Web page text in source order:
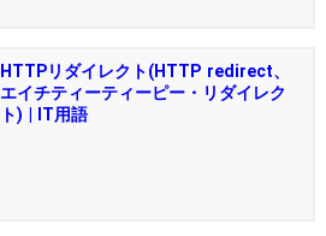
HTTPリダイレクト(HTTP redirect、
エイチティーティーピー・リダイレク
ト) | IT用語